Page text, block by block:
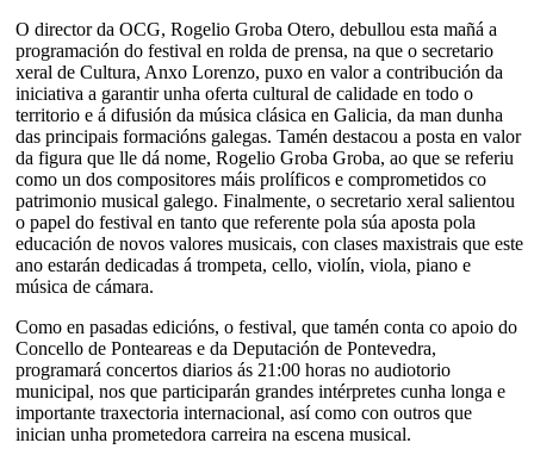
O director da OCG, Rogelio Groba Otero, debullou esta mañá a
programación do festival en rolda de prensa, na que o secretario
xeral de Cultura, Anxo Lorenzo, puxo en valor a contribución da
iniciativa a garantir unha oferta cultural de calidade en todo o
territorio e á difusión da música clásica en Galicia, da man dunha
das principais formacións galegas. Tamén destacou a posta en valor
da figura que lle dá nome, Rogelio Groba Groba, ao que se referiu
como un dos compositores máis prolíficos e comprometidos co
patrimonio musical galego. Finalmente, o secretario xeral salientou
o papel do festival en tanto que referente pola súa aposta pola
educación de novos valores musicais, con clases maxistrais que este
ano estarán dedicadas á trompeta, cello, violín, viola, piano e
música de cámara.
Como en pasadas edicións, o festival, que tamén conta co apoio do
Concello de Ponteareas e da Deputación de Pontevedra,
programará concertos diarios ás 21:00 horas no audiotorio
municipal, nos que participarán grandes intérpretes cunha longa e
importante traxectoria internacional, así como con outros que
inician unha prometedora carreira na escena musical.